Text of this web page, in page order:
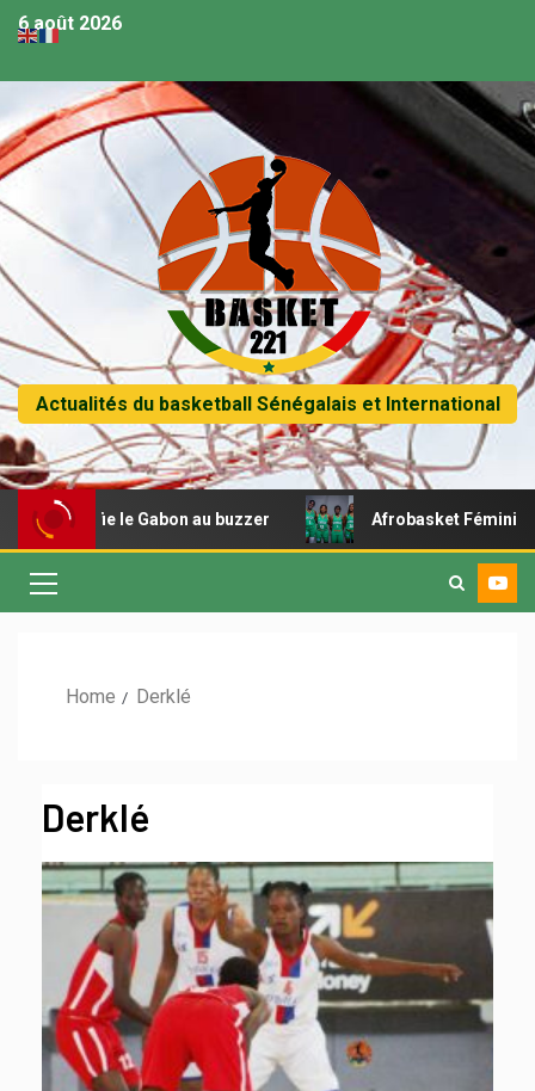
6 août 2026
Actualités du basketball Sénégalais et International
le Gabon au buzzer Afrobasket Féminin U18 –
Home Derklé
Derklé